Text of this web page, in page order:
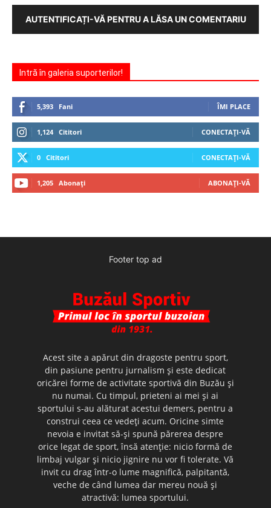
AUTENTIFICAȚI-VĂ PENTRU A LĂSA UN COMENTARIU
Intră în galeria suporterilor!
5,393 Fani ÎMI PLACE
1,124 Cititori CONECTAȚI-VĂ
0 Cititori CONECTAȚI-VĂ
1,205 Abonați ABONAȚI-VĂ
Footer top ad
Acest site a apărut din dragoste pentru sport,
din pasiune pentru jurnalism şi este dedicat
oricărei forme de activitate sportivă din Buzău şi
nu numai. Cu timpul, prieteni ai mei şi ai
sportului s-au alăturat acestui demers, pentru a
construi ceea ce vedeţi acum. Oricine simte
nevoia e invitat să-şi spună părerea despre
orice legat de sport, însă atenţie: nicio formă de
limbaj vulgar şi nicio jignire nu vor fi tolerate. Vă
invit cu drag într-o lume magnifică, palpitantă,
veche de când lumea dar mereu nouă şi
atractivă: lumea sportului.